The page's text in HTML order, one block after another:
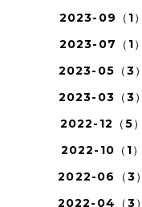
2023-09（1）
2023-07（1）
2023-05（3）
2023-03（3）
2022-12（5）
2022-10（1）
2022-06（3）
2022-04（3）